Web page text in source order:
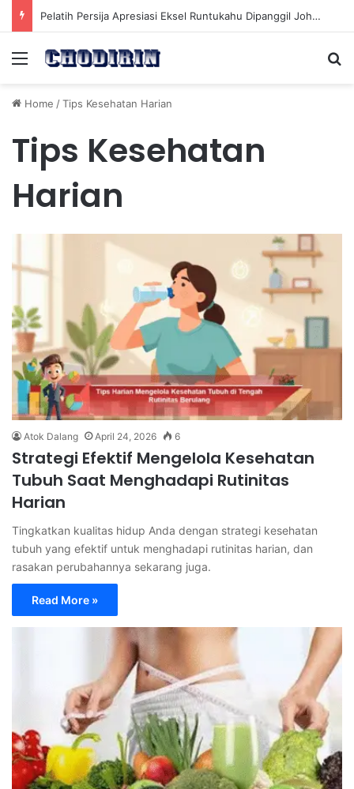
Pelatih Persija Apresiasi Eksel Runtukahu Dipanggil John Herdman, Pemain Asing Jadi Cadangan
Menu
Home /Tips Kesehatan Harian
Tips Kesehatan
Harian
Atok Dalang April 24, 2026 6
Strategi Efektif Mengelola Kesehatan
Tubuh Saat Menghadapi Rutinitas
Harian
Tingkatkan kualitas hidup Anda dengan strategi kesehatan
tubuh yang efektif untuk menghadapi rutinitas harian, dan
rasakan perubahannya sekarang juga.
Read More »